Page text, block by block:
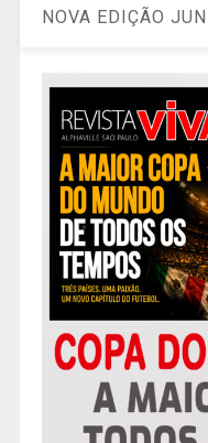
NOVA EDIÇÃO